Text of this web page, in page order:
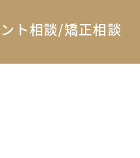
ト相談/矯正相談